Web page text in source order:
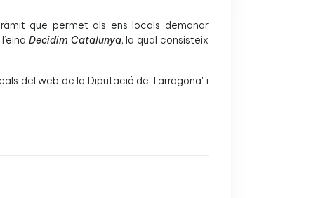
que permet als ens locals demanar
Decidim Catalunya, la qual consisteix
del web de la Diputació de Tarragona" i